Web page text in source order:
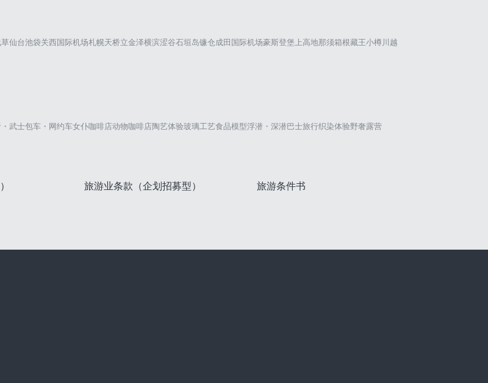
仙台池袋关西国际机场札幌天桥立金泽横滨涩谷石垣岛镰仓成田国际机场豪斯登堡 上高地那须箱根藏王小樽川越
武士包车・网约车女仆咖啡店动物咖啡店陶艺体验玻璃工艺食品模型浮潜・深潜巴士旅行织染体验野奢露营
旅游业条款（企划招募型） 旅游条件书